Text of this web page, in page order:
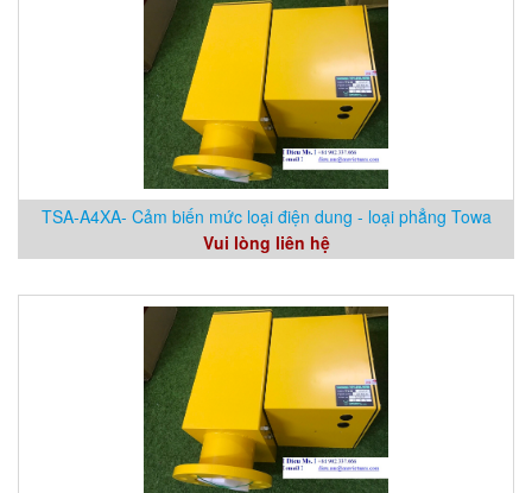
TSA-A4XA- Cảm biến mức loại điện dung - loại phẳng Towa
Seiden
Vui lòng liên hệ